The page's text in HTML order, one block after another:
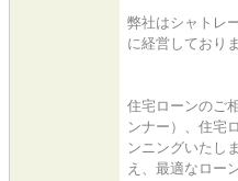
弊社はシャトレ
に経営しておりま
住宅ローンのご
ンナー）、住宅
ンニングいたし
え、最適なロー